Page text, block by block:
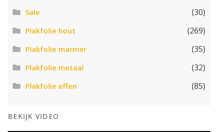
Sale (30)
Plakfolie hout (269)
Plakfolie marmer (35)
Plakfolie metaal (32)
Plakfolie effen (85)
BEKIJK VIDEO